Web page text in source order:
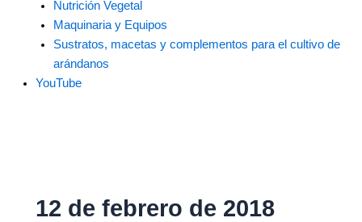
Nutrición Vegetal
Maquinaria y Equipos
Sustratos, macetas y complementos para el cultivo de
arándanos
YouTube
12 de febrero de 2018